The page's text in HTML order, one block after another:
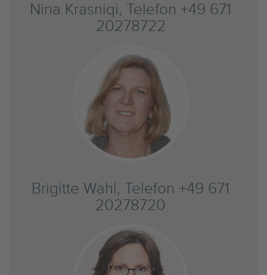
Nina Krasniqi, Telefon +49 671
20278722
Brigitte Wahl, Telefon +49 671
20278720